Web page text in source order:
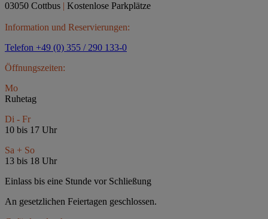
03050 Cottbus | Kostenlose Parkplätze
Information und Reservierungen:
Telefon +49 (0) 355 / 290 133-0
Öffnungszeiten:
Mo
Ruhetag
Di - Fr
10 bis 17 Uhr
Sa + So
13 bis 18 Uhr
Einlass bis eine Stunde vor Schließung
An gesetzlichen Feiertagen geschlossen.